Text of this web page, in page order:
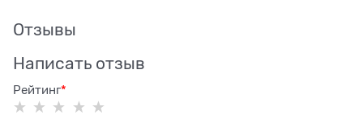
Отзывы
Написать отзыв
Рейтинг